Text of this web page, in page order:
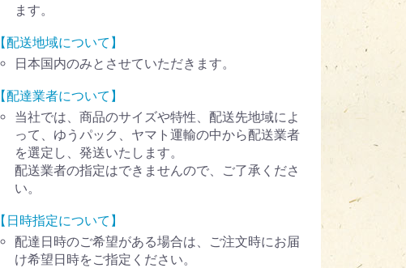
ます。
【配送地域について】
日本国内のみとさせていただきます。
【配達業者について】
当社では、商品のサイズや特性、配送先地域によ
って、ゆうパック、ヤマト運輸の中から配送業者
を選定し、発送いたします。
配送業者の指定はできませんので、ご了承くださ
い。
【日時指定について】
配達日時のご希望がある場合は、ご注文時にお届
け希望日時をご指定ください。